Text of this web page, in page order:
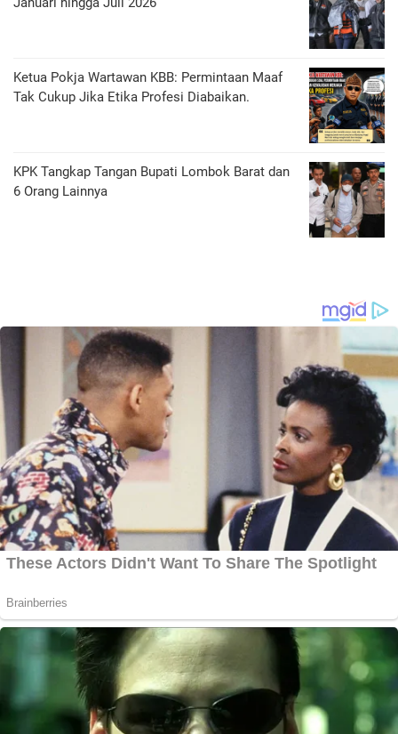
Ketua Pokja Wartawan KBB: Permintaan Maaf
Tak Cukup Jika Etika Profesi Diabaikan.
KPK Tangkap Tangan Bupati Lombok Barat dan
6 Orang Lainnya